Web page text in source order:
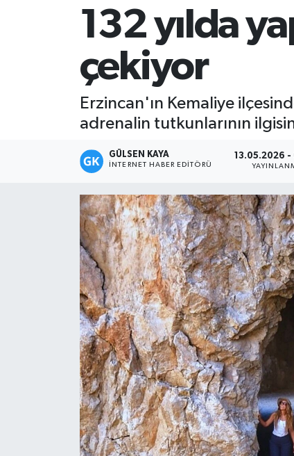
132 yılda
çekiyor
Erzincan'ın Kemaliye
adrenalin tutkunlarının
GÜLSEN KAYA
İNTERNET HABER EDITÖRÜ
13.05.2026
Mersin Tarihi
Özel Haber
Politika
Resmi İlan
Sürmanşet
Teknoloji